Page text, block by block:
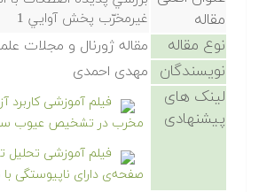
مقاله
غيرمخرّب پخش آوايي 1
نوع مقاله مقاله ژورنال و مجلات
نویسندگان مهدی احمدی
لینک های
پیشنهادی
فیلم آموزشی کاربرد
مخرب در تشخیص عیوب
فیلم آموزشی تحلیل
صفحه‌ی دارای ناپیوستگی